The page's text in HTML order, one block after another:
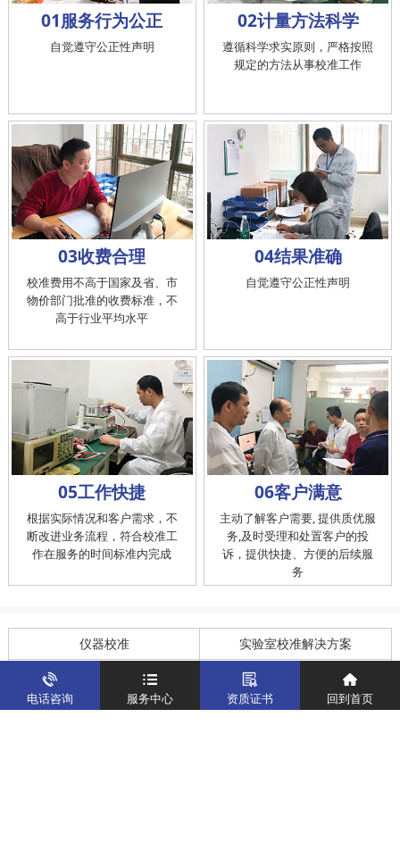
01服务行为公正
自觉遵守公正性声明
02计量方法科学
遵循科学求实原则，严格按照
规定的方法从事校准工作
03收费合理
校准费用不高于国家及省、市
物价部门批准的收费标准，不
高于行业平均水平
04结果准确
自觉遵守公正性声明
05工作快捷
根据实际情况和客户需求，不
断改进业务流程，符合校准工
作在服务的时间标准内完成
06客户满意
主动了解客户需要, 提供质优服
务,及时受理和处置客户的投
诉，提供快捷、方便的后续服
务
仪器校准 实验室校准解决方案
制造仪器校准解决方案 计量校准实验室
关于我们 新闻资讯
电话咨询 服务中心 资质证书 回到首页